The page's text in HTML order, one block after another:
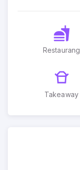
Restaurang
Takeaway